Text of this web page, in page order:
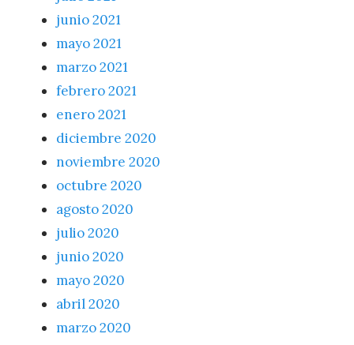
junio 2021
mayo 2021
marzo 2021
febrero 2021
enero 2021
diciembre 2020
noviembre 2020
octubre 2020
agosto 2020
julio 2020
junio 2020
mayo 2020
abril 2020
marzo 2020